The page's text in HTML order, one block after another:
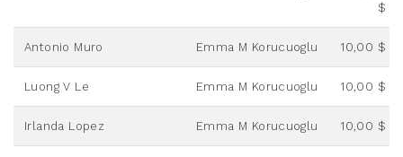
$
Antonio Muro Emma M Korucuoglu 10,00 $
Luong V Le Emma M Korucuoglu 10,00 $
Irlanda Lopez Emma M Korucuoglu 10,00 $